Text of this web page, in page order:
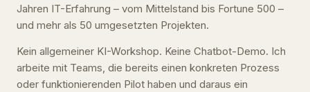
Jahren IT-Erfahrung – vom Mittelstand bis Fortune 500 –
und mehr als 50 umgesetzten Projekten.
Kein allgemeiner KI-Workshop. Keine Chatbot-Demo. Ich
arbeite mit Teams, die bereits einen konkreten Prozess
oder funktionierenden Pilot haben und daraus ein